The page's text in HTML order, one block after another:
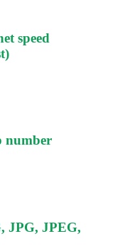
speed
number
JPG, JPEG,